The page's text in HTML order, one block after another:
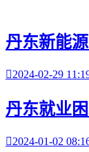
丹东新能
2024-02-29
丹东就业
2024-01-02